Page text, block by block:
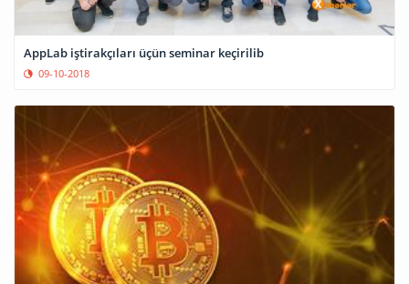
AppLab iştirakçıları üçün seminar keçirilib
09-10-2018